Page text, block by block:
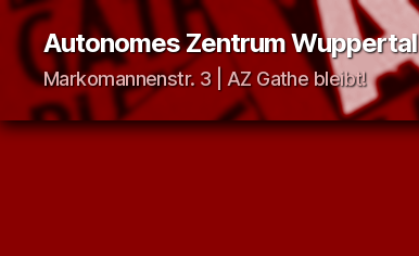
Autonomes Zentrum Wuppertal
Markomannenstr. 3 | AZ Gathe bleibt!